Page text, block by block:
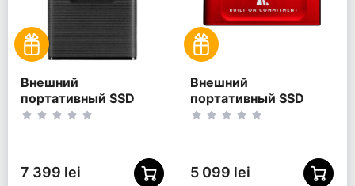
Внешний
портативный SSD
накопитель
7 399 lei
Внешний
портативный SSD
накопитель Kingston
(SXS1000R/1000GA)
5 099 lei